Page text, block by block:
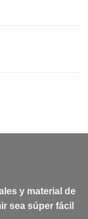
y material de
sea súper fácil